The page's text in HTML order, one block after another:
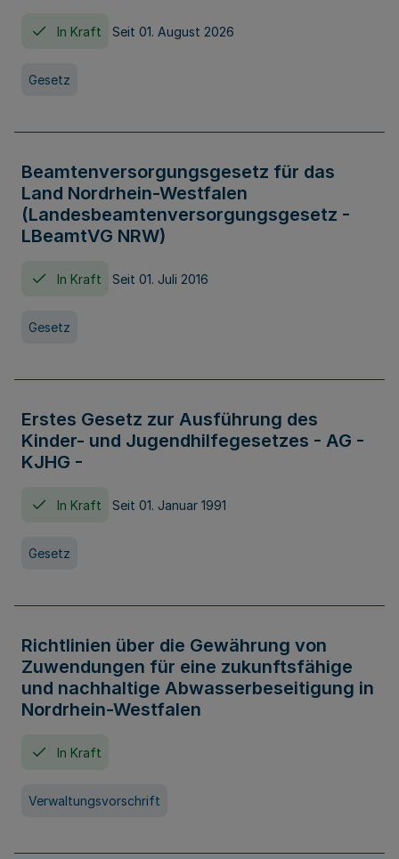
In Kraft Seit 01. August 2026
Gesetz
Beamtenversorgungsgesetz für das
Land Nordrhein-Westfalen
(Landesbeamtenversorgungsgesetz -
LBeamtVG NRW)
In Kraft Seit 01. Juli 2016
Gesetz
Erstes Gesetz zur Ausführung des
Kinder- und Jugendhilfegesetzes - AG -
KJHG -
In Kraft Seit 01. Januar 1991
Gesetz
Richtlinien über die Gewährung von
Zuwendungen für eine zukunftsfähige
und nachhaltige Abwasserbeseitigung in
Nordrhein-Westfalen
In Kraft
Verwaltungsvorschrift